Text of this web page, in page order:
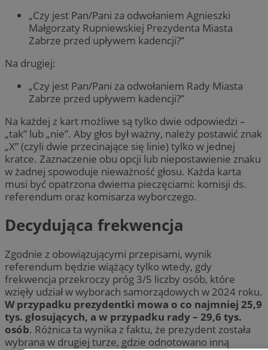
„Czy jest Pan/Pani za odwołaniem Agnieszki
Małgorzaty Rupniewskiej Prezydenta Miasta
Zabrze przed upływem kadencji?”
Na drugiej:
„Czy jest Pan/Pani za odwołaniem Rady Miasta
Zabrze przed upływem kadencji?”
Na każdej z kart możliwe są tylko dwie odpowiedzi –
„tak” lub „nie”. Aby głos był ważny, należy postawić znak
„X” (czyli dwie przecinające się linie) tylko w jednej
kratce. Zaznaczenie obu opcji lub niepostawienie znaku
w żadnej spowoduje nieważność głosu. Każda karta
musi być opatrzona dwiema pieczęciami: komisji ds.
referendum oraz komisarza wyborczego.
Decydująca frekwencja
Zgodnie z obowiązującymi przepisami, wynik
referendum będzie wiążący tylko wtedy, gdy
frekwencja przekroczy próg 3/5 liczby osób, które
wzięły udział w wyborach samorządowych w 2024 roku.
W przypadku prezydentki mowa o co najmniej 25,9
tys. głosujących, a w przypadku rady – 29,6 tys.
osób. Różnica ta wynika z faktu, że prezydent została
wybrana w drugiej turze, gdzie odnotowano inną